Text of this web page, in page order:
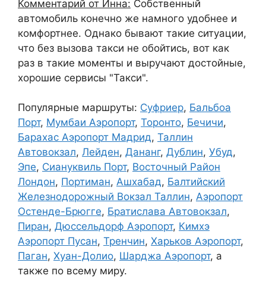
Комментарий от Инна: Собственный
автомобиль конечно же намного удобнее и
комфортнее. Однако бывают такие ситуации,
что без вызова такси не обойтись, вот как
раз в такие моменты и выручают достойные,
хорошие сервисы "Такси".
Популярные маршруты: Суфриер, Бальбоа
Порт, Мумбаи Аэропорт, Торонто, Бечичи,
Барахас Аэропорт Мадрид, Таллин
Автовокзал, Лейден, Дананг, Дублин, Убуд,
Эпе, Сиануквиль Порт, Восточный Район
Лондон, Портиман, Ашхабад, Балтийский
Железнодорожный Вокзал Таллин, Аэропорт
Остенде-Брюгге, Братислава Автовокзал,
Пиран, Дюссельдорф Аэропорт, Кимхэ
Аэропорт Пусан, Тренчин, Харьков Аэропорт,
Паган, Хуан-Долио, Шарджа Аэропорт, а
также по всему миру.